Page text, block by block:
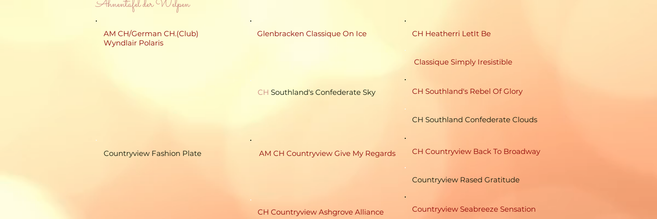
Ahnentafel der Welpen
AM CH/German CH.(Club)
Wyndlair Polaris
Countryview Fashion Plate
Glenbracken Classique On Ice
CH Southland's Confederate Sky
AM CH Countryview Give My Regards
CH Countryview Ashgrove Alliance
CH Heatherri LetIt Be
Classique Simply Iresistible
CH Southland's Rebel Of Glory
CH Southland Confederate Clouds
CH Countryview Back To Broadway
Countryview Rased Gratitude
Countryview Seabreeze Sensation